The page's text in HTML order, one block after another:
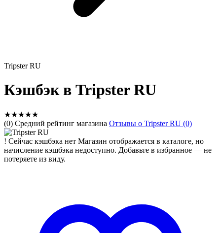
Tripster RU
Кэшбэк в Tripster RU
★★★★★
(0) Средний рейтинг магазина Отзывы о Tripster RU (0)
! Сейчас кэшбэка нет Магазин отображается в каталоге, но
начисление кэшбэка недоступно. Добавьте в избранное — не
потеряете из виду.